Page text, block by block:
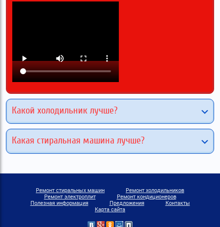
Какой холодильник лучше?
Какая стиральная машина лучше?
Ремонт стиральных машин
Ремонт холодильников
Ремонт электроплит
Ремонт кондиционеров
Полезная информация
Предложения
Контакты
Карта сайта